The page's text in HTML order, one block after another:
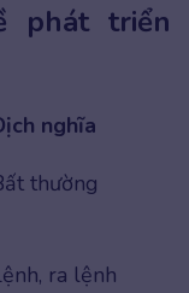
phát triển
nghĩa
thường
ra lệnh